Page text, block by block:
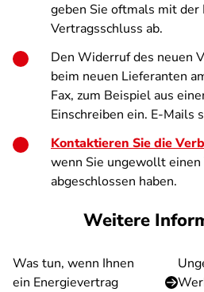
geben Sie oftmals mit der
Vertragsschluss ab.
Den Widerruf des neuen
beim neuen Lieferanten
Fax, zum Beispiel aus
Einschreiben ein. E-Mails
Kontaktieren Sie die
wenn Sie ungewollt
abgeschlossen haben.
Weitere
Was tun, wenn Ihnen
ein Energievertrag